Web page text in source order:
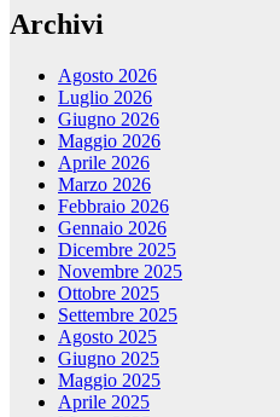
Archivi
Agosto 2026
Luglio 2026
Giugno 2026
Maggio 2026
Aprile 2026
Marzo 2026
Febbraio 2026
Gennaio 2026
Dicembre 2025
Novembre 2025
Ottobre 2025
Settembre 2025
Agosto 2025
Giugno 2025
Maggio 2025
Aprile 2025